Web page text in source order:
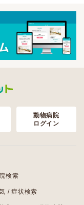
動物病院
ログイン
検索
/ 症状検索